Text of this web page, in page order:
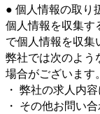
● 個人情報の取り
個人情報を収集す
で個人情報を収集
弊社では次のよう
場合がございます。
・ 弊社の求人内
・ その他お問い